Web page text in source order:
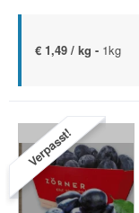
€ 1,49 / kg - 1kg
Verpasst!